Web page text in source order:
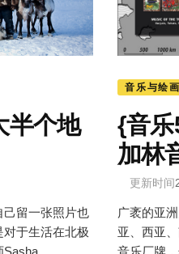
半个地
留一张照片也
于生活在北极
Sasha
音乐与绘
{音
加林
更新时间
广袤的亚
亚、西亚
音乐厂牌